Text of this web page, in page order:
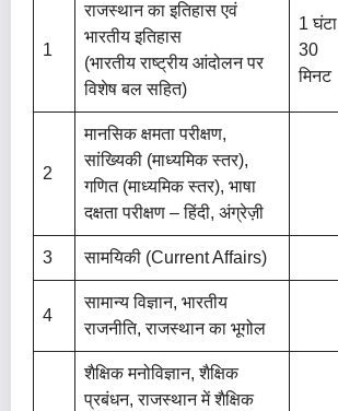
1
राजस्थान का इतिहास एवं
भारतीय इतिहास
(भारतीय राष्ट्रीय आंदोलन पर
विशेष बल सहित)
1 घंटा
30
मिनट
2
मानसिक क्षमता परीक्षण,
सांख्यिकी (माध्यमिक स्तर),
गणित (माध्यमिक स्तर), भाषा
दक्षता परीक्षण – हिंदी, अंग्रेज़ी
3 सामयिकी (Current Affairs)
4
सामान्य विज्ञान, भारतीय
राजनीति, राजस्थान का भूगोल
शैक्षिक मनोविज्ञान, शैक्षिक
प्रबंधन, राजस्थान में शैक्षिक